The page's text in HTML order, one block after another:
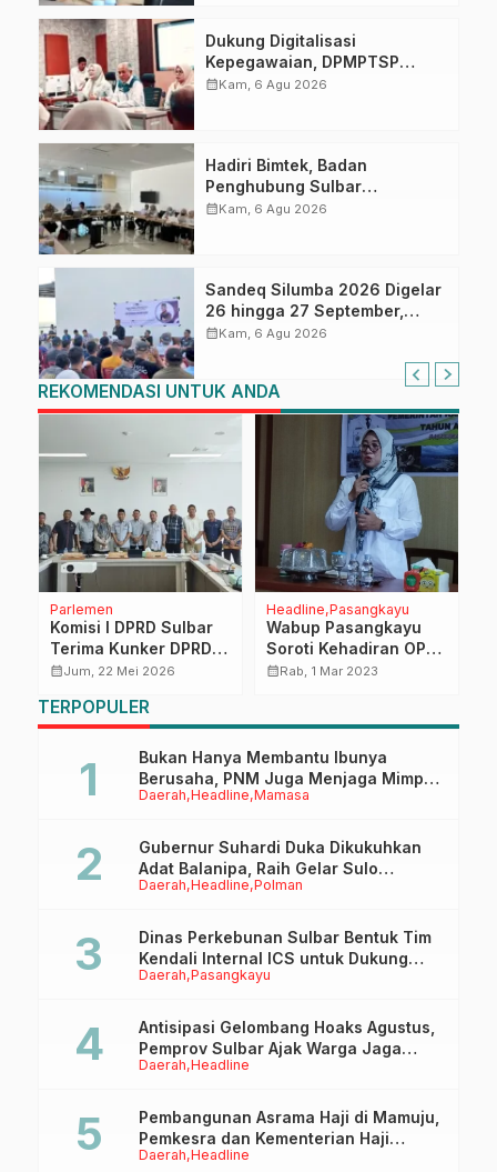
Dukung Digitalisasi
Kepegawaian, DPMPTSP
Sulbar Siap Terapkan Aplikasi
calendar_monthKam, 6 Agu 2026
Hadiri Bimtek, Badan
Penghubung Sulbar
Tingkatkan Kompetensi ASN
calendar_monthKam, 6 Agu 2026
Sandeq Silumba 2026 Digelar
26 hingga 27 September,
Rangkaian HUT Sulbar
calendar_monthKam, 6 Agu 2026
REKOMENDASI UNTUK ANDA
Parlemen
Komisi I DPRD Sulbar
Terima Kunker DPRD
Sidrap, Perkuat
Pendalaman Tugas
Kedewanan
calendar_monthJum, 22 Mei 2026
Headline Pasangkayu
Wabup Pasangkayu
Soroti Kehadiran OPD
di Forum RKPD
calendar_monthRab, 1 Mar 2023
TERPOPULER
Daerah Headline Mamasa
Bukan Hanya Membantu Ibunya
Berusaha, PNM Juga Menjaga Mimpi
Anaknya Untuk Menggapai Cita-Cita
Daerah Headline Polman
Gubernur Suhardi Duka Dikukuhkan
Adat Balanipa, Raih Gelar Sulo
Tappidena
Daerah Pasangkayu
Dinas Perkebunan Sulbar Bentuk Tim
Kendali Internal ICS untuk Dukung
Sertifikasi ISPO Pekebun di
Daerah Headline
Antisipasi Gelombang Hoaks Agustus,
Pemprov Sulbar Ajak Warga Jaga
Ruang Digital
Daerah Headline
Pembangunan Asrama Haji di Mamuju,
Pemkesra dan Kementerian Haji
Sulbar Tinjau Lokasi